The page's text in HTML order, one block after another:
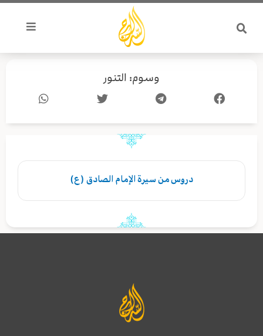
تخطي
المحتوى
وسوم: التنور
دروس من سيرة الإمام الصادق (ع)